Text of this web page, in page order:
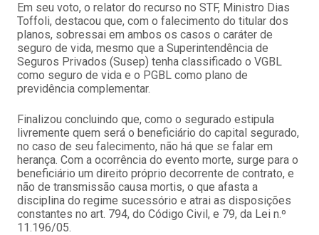
Em seu voto, o relator do recurso no STF, Ministro Dias
Toffoli, destacou que, com o falecimento do titular dos
planos, sobressai em ambos os casos o caráter de
seguro de vida, mesmo que a Superintendência de
Seguros Privados (Susep) tenha classificado o VGBL
como seguro de vida e o PGBL como plano de
previdência complementar.
Finalizou concluindo que, como o segurado estipula
livremente quem será o beneficiário do capital segurado,
no caso de seu falecimento, não há que se falar em
herança. Com a ocorrência do evento morte, surge para o
beneficiário um direito próprio decorrente de contrato, e
não de transmissão causa mortis, o que afasta a
disciplina do regime sucessório e atrai as disposições
constantes no art. 794, do Código Civil, e 79, da Lei n.º
11.196/05.